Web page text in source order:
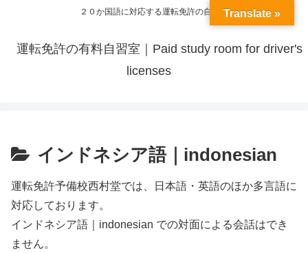
２０か国語に対応する運転免許の自習室
運転免許の有料自習室｜Paid study room for driver's
licenses
インドネシア語｜indonesian
運転免許予備校西村堂では、日本語・英語のほか多言語に
対応しております。
インドネシア語｜indonesian での対面による会話はでき
ません。
Translate »